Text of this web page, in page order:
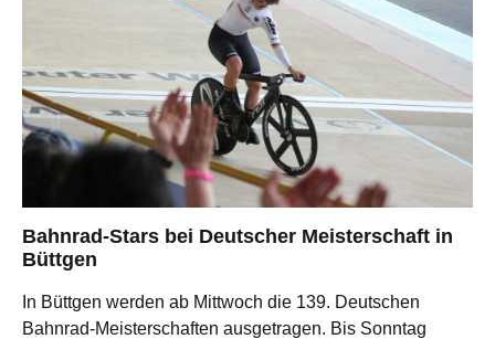
Bahnrad-Stars bei Deutscher Meisterschaft in
Büttgen
In Büttgen werden ab Mittwoch die 139. Deutschen
Bahnrad-Meisterschaften ausgetragen. Bis Sonntag